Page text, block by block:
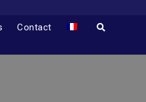
Contact